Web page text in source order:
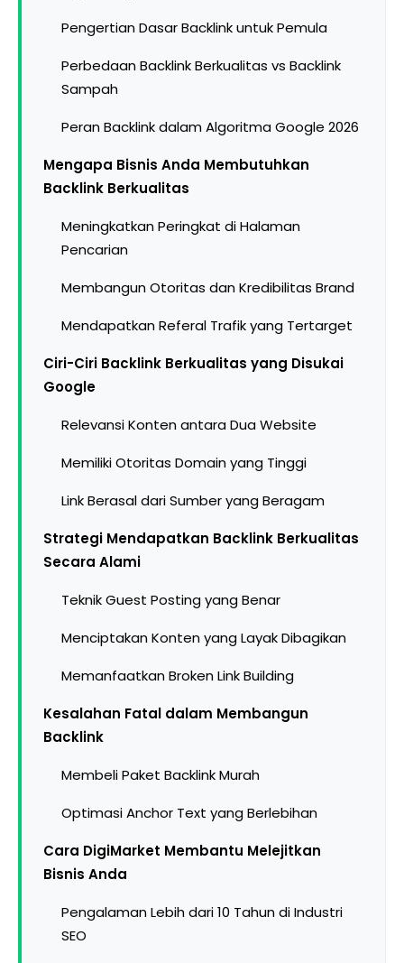
Pengertian Dasar Backlink untuk Pemula
Perbedaan Backlink Berkualitas vs Backlink
Sampah
Peran Backlink dalam Algoritma Google 2026
Mengapa Bisnis Anda Membutuhkan
Backlink Berkualitas
Meningkatkan Peringkat di Halaman
Pencarian
Membangun Otoritas dan Kredibilitas Brand
Mendapatkan Referal Trafik yang Tertarget
Ciri-Ciri Backlink Berkualitas yang Disukai
Google
Relevansi Konten antara Dua Website
Memiliki Otoritas Domain yang Tinggi
Link Berasal dari Sumber yang Beragam
Strategi Mendapatkan Backlink Berkualitas
Secara Alami
Teknik Guest Posting yang Benar
Menciptakan Konten yang Layak Dibagikan
Memanfaatkan Broken Link Building
Kesalahan Fatal dalam Membangun
Backlink
Membeli Paket Backlink Murah
Optimasi Anchor Text yang Berlebihan
Cara DigiMarket Membantu Melejitkan
Bisnis Anda
Pengalaman Lebih dari 10 Tahun di Industri
SEO